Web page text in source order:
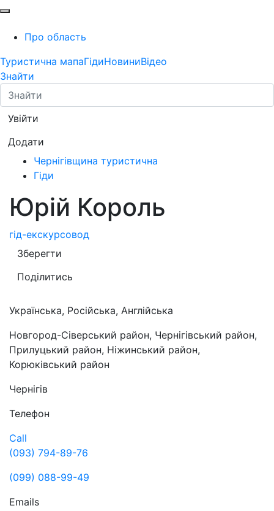
Про область
Туристична мапаГідиНовиниВідео
Знайти
Увійти
Додати
Чернігівщина туристична
Гіди
Юрій Король
гід-екскурсовод
Зберегти
Поділитись
Українська, Російська, Англійська
Новгород-Сіверський район, Чернігівський район,
Прилуцький район, Ніжинський район,
Корюківський район
Чернігів
Телефон
Call
(093) 794-89-76
(099) 088-99-49
Emails